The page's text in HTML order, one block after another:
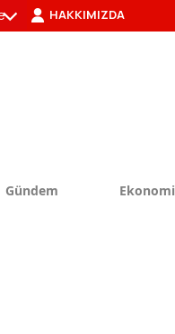
Gündem Ekonomi
HAKKIMIZDA